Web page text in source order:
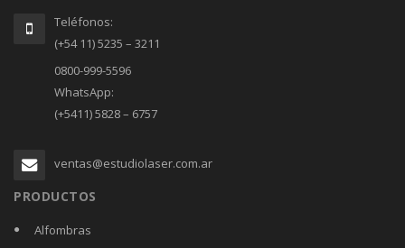
Teléfonos:
(+54 11) 5235 – 3211
0800-999-5596
WhatsApp:
(+5411) 5828 – 6757
ventas@estudiolaser.com.ar
PRODUCTOS
Alfombras